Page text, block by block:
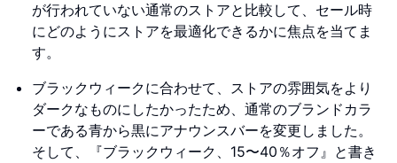
が行われていない通常のストアと比較して、セール時
にどのようにストアを最適化できるかに焦点を当てま
す。
ブラックウィークに合わせて、ストアの雰囲気をより
ダークなものにしたかったため、通常のブランドカラ
ーである青から黒にアナウンスバーを変更しました。
そして、『ブラックウィーク、15〜40％オフ』と書き